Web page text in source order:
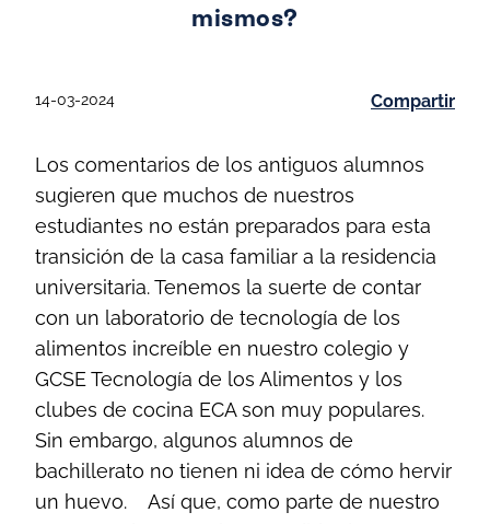
mismos?
14-03-2024 Compartir
Los comentarios de los antiguos alumnos
sugieren que muchos de nuestros
estudiantes no están preparados para esta
transición de la casa familiar a la residencia
universitaria. Tenemos la suerte de contar
con un laboratorio de tecnología de los
alimentos increíble en nuestro colegio y
GCSE Tecnología de los Alimentos y los
clubes de cocina ECA son muy populares.
Sin embargo, algunos alumnos de
bachillerato no tienen ni idea de cómo hervir
un huevo.
Así que, como parte de nuestro